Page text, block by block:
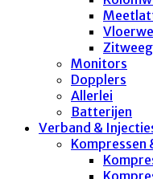
Monitors
Dopplers
Allerlei
Batterijen
Verband &
Kompressen